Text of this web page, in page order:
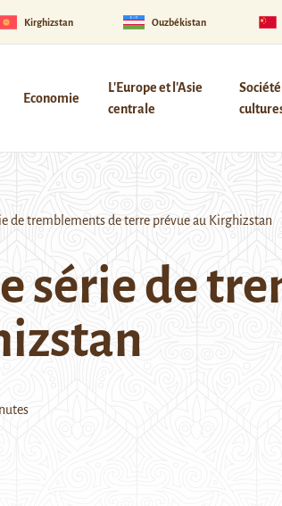
Kirghizstan Ouzbékistan
Economie
L'Europe et l'Asie
centrale
de tremblements de terre prévue au Kirghizstan
série de